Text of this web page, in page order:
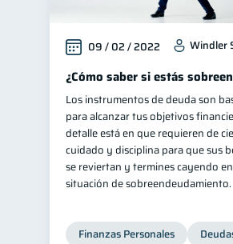
09 / 02 / 2022 Windler
¿Cómo saber si estás
Los instrumentos de deuda son
para alcanzar tus objetivos
detalle está en que requieren de
cuidado y disciplina para que sus
se reviertan y termines cayendo
situación de sobreendeudamiento.
Finanzas Personales